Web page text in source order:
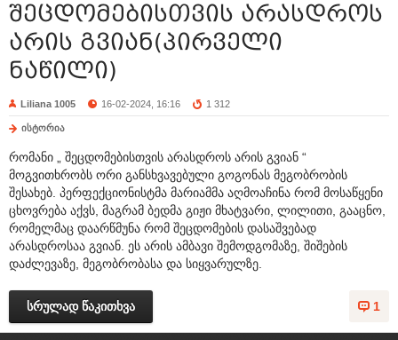
შეცდომებისთვის არასდროს
არის გვიან(პირველი
ნაწილი)
Liliana 1005 16-02-2024, 16:16 1 312
ისტორია
რომანი „ შეცდომებისთვის არასდროს არის გვიან “
მოგვითხრობს ორი განსხვავებული გოგონას მეგობრობის
შესახებ. პერფექციონისტმა მარიამმა აღმოაჩინა რომ მოსაწყენი
ცხოვრება აქვს, მაგრამ ბედმა გიჟი მხატვარი, ლილითი, გააცნო,
რომელმაც დაარწმუნა რომ შეცდომების დასაშვებად
არასდროსაა გვიან. ეს არის ამბავი შემოდგომაზე, შიშების
დაძლევაზე, მეგობრობასა და სიყვარულზე.
1
სრულად წაკითხვა